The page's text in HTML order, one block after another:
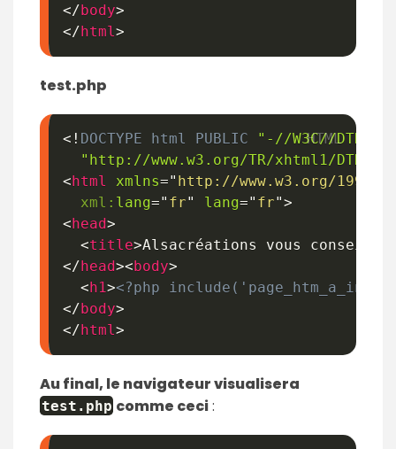
</body>
</html >
test.php
<! DOCTYPE html PUBLIC
"-//W3C//DTD
"http://www.w3.org/TR/xhtml1/DTD/
<html xmlns=" http://www.w3.org/1999/
xml: lang=" fr" lang=" fr">
<head>
<title>Alsacréations vous conseille
</head><body>
<h1><?php
</body>
</html >
Au final, le navigateur visualisera
test . php comme ceci: